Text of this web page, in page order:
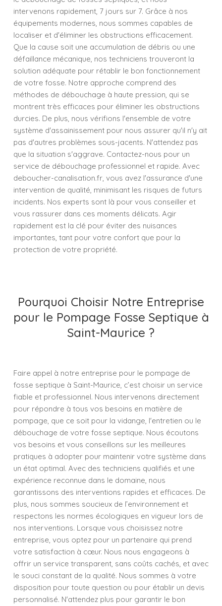
intervenons rapidement, 7 jours sur 7. Grâce à nos
équipements modernes, nous sommes capables de
localiser et d'éliminer les obstructions efficacement.
Que la cause soit une accumulation de débris ou une
défaillance mécanique, nos techniciens trouveront la
solution adéquate pour rétablir le bon fonctionnement
de votre fosse. Notre approche comprend des
méthodes de débouchage à haute pression, qui se
montrent très efficaces pour éliminer les obstructions
durcies. De plus, nous vérifions l'ensemble de votre
système d'assainissement pour nous assurer qu'il n'y ait
pas d'autres problèmes sous-jacents. N'attendez pas
que la situation s'aggrave. Contactez-nous pour un
service de débouchage professionnel et rapide. Avec
deboucher-canalisation.fr, vous avez l'assurance d'une
intervention de qualité, minimisant les risques de futurs
incidents. Nos experts sont là pour vous conseiller et
vous rassurer dans ces moments délicats. Agir
rapidement est la clé pour éviter des nuisances
importantes, tant pour votre confort que pour la
protection de votre propriété.
Pourquoi Choisir Notre Entreprise
pour le Pompage Fosse Septique à
Saint-Maurice ?
Faire appel à notre entreprise pour le pompage de
fosse septique à Saint-Maurice, c’est choisir un service
fiable et professionnel. Nous intervenons directement
pour répondre à tous vos besoins en matière de
pompage, que ce soit pour la vidange, l'entretien ou le
débouchage de votre fosse septique. Nous écoutons
vos besoins et vous conseillons sur les meilleures
pratiques à adopter pour maintenir votre système dans
un état optimal. Avec des techniciens qualifiés et une
expérience reconnue dans le domaine, nous
garantissons des interventions rapides et efficaces. De
plus, nous sommes soucieux de l’environnement et
respectons les normes écologiques en vigueur lors de
nos interventions. Lorsque vous choisissez notre
entreprise, vous optez pour un partenaire qui prend
votre satisfaction à cœur. Nous nous engageons à
offrir un service transparent, sans coûts cachés, et avec
le souci constant de la qualité. Nous sommes à votre
disposition pour toute question ou pour établir un devis
personnalisé. N'attendez plus pour garantir le bon